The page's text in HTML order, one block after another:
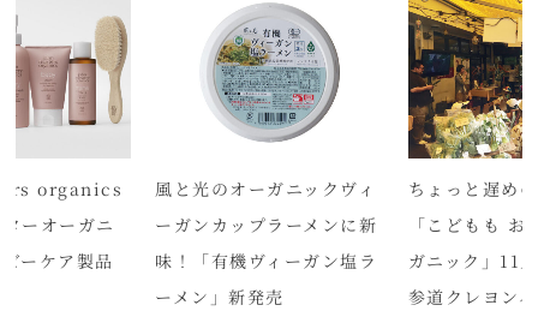
organics
ーオーガニ
ーケア製品
風と光のオーガニックヴィ
ーガンカップラーメンに新
味！「有機ヴィーガン塩ラ
ーメン」新発売
ちょっと遅め
「こどもも お
ガニック」11
参道クレヨン